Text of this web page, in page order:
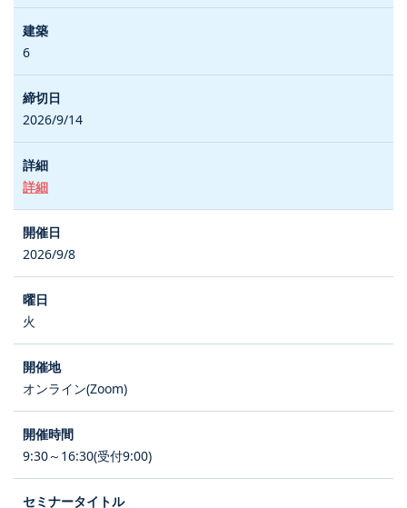
6
2026/9/14
詳細
2026/9/8
火
オンライン(Zoom)
9:30～16:30(受付9:00)